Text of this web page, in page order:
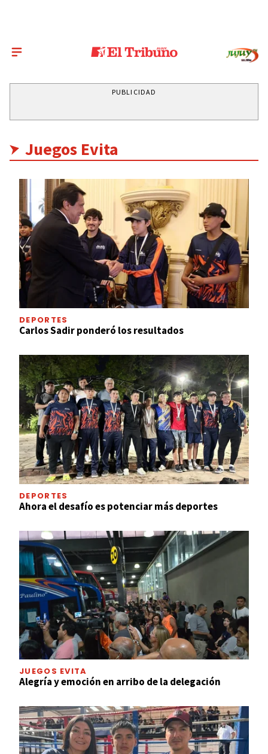
PUBLICIDAD
Juegos Evita
DEPORTES
Carlos Sadir ponderó los resultados
DEPORTES
Ahora el desafío es potenciar más deportes
JUEGOS EVITA
Alegría y emoción en arribo de la delegación